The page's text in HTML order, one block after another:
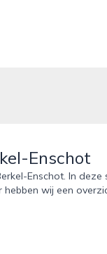
Enschot
Enschot. In
hebben wij een